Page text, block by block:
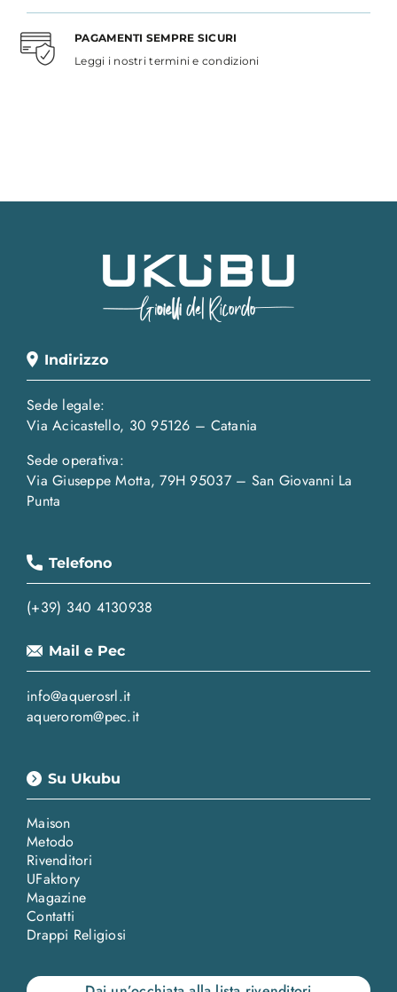
PAGAMENTI SEMPRE SICURI
Leggi i nostri termini e condizioni
Indirizzo
Sede legale:
Via Acicastello, 30 95126 – Catania
Sede operativa:
Via Giuseppe Motta, 79H 95037 – San Giovanni La
Punta
Telefono
(+39) 340 4130938
Mail e Pec
info@aquerosrl.it
aquerorom@pec.it
Su Ukubu
Maison
Metodo
Rivenditori
UFaktory
Magazine
Contatti
Drappi Religiosi